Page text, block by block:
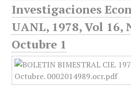
Investigaciones
UANL, 1978, Vol 16,
Octubre 1